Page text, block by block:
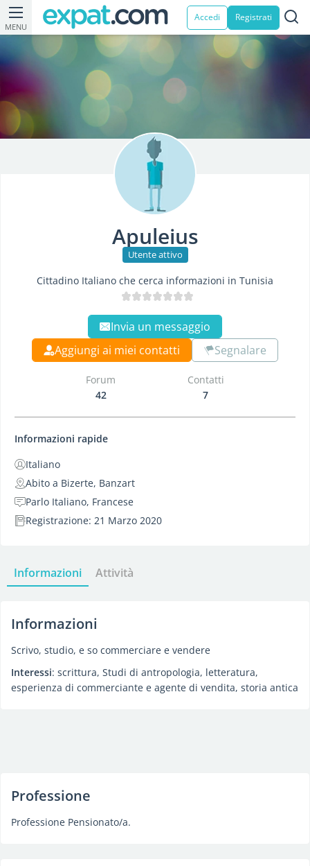
MENU
Accedi Registrati
Apuleius
Utente attivo
Cittadino Italiano che cerca informazioni in Tunisia
Invia un messaggio
Aggiungi ai miei contatti
Segnalare
Forum
42
Contatti
7
Informazioni rapide
Italiano
Abito a Bizerte, Banzart
Parlo Italiano, Francese
Registrazione: 21 Marzo 2020
Informazioni Attività
Informazioni
Scrivo, studio, e so commerciare e vendere
Interessi: scrittura, Studi di antropologia, letteratura,
esperienza di commerciante e agente di vendita, storia antica
Professione
Professione Pensionato/a.